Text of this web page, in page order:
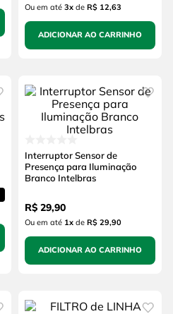
Ou em até 3xde R$ 12,63
ADICIONAR AO CARRINHO
Interruptor Sensor de
Presença para Iluminação
Branco Intelbras
R$ 29,90
Ou em até 1xde R$ 29,90
ADICIONAR AO CARRINHO